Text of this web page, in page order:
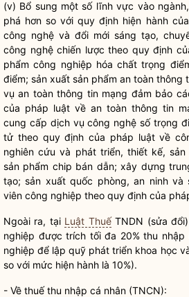
(v) Bổ sung một số lĩnh vực vào
phá hơn so với quy định hiện hành
công nghệ và đổi mới sáng tạo,
công nghệ chiến lược theo quy định
phẩm công nghiệp hóa chất trọng
điểm; sản xuất sản phẩm an toàn thông
vụ an toàn thông tin mạng đảm bảo
của pháp luật về an toàn thông tin
cung cấp dịch vụ công nghệ số trọng
tử theo quy định của pháp luậtvề
nghiên cứu và phát triển, thiết kế,
sản phẩm chip bán dẫn; xây dựng
tạo; sản xuất quốc phòng, an ninh và
viên công nghiệp theo quy định của
Ngoài ra, tại Luật ThuếTNDN (sửa
nghiệp được trích tối đa 20% thu
nghiệp để lập quỹ phát triển khoa học
so với mức hiện hành là 10%).
- Về thuế thu nhập cá nhân (TNCN):